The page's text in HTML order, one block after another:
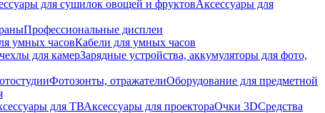
для сушилок овощей и фруктовАксессуары для
Профессиональные дисплеи
умных часовКабели для умных часов
для камерЗарядные устройства, аккумуляторы для фото,
Фотозонты, отражателиОборудование для предметной
для ТВАксессуары для проектораОчки 3DСредства